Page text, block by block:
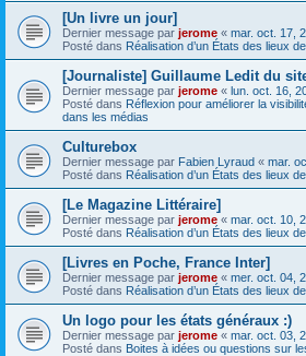
[Un livre un jour]
Dernier message par jerome « mar. oct. 17,
Posté dans Réalisation d’un États des lieux
[Journaliste] Guillaume Ledit du
Dernier message par jerome « lun. oct. 16,
Posté dans Réflexion pour améliorer la
dans les médias
Culturebox
Dernier message par Fabien Lyraud « mar.
Posté dans Réalisation d’un États des lieux
[Le Magazine Littéraire]
Dernier message par jerome « mar. oct. 10,
Posté dans Réalisation d’un États des lieux
[Livres en Poche, France Inter]
Dernier message par jerome « mer. oct. 04,
Posté dans Réalisation d’un États des lieux
Un logo pour les états généraux :)
Dernier message par jerome « mar. oct. 03,
Posté dans Boites à idées ou questions sur